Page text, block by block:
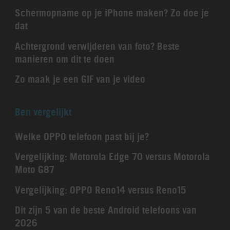
Schermopname op je iPhone maken? Zo doe je
dat
Achtergrond verwijderen van foto? Beste
manieren om dit te doen
Zo maak je een GIF van je video
Ben vergelijkt
Welke OPPO telefoon past bij je?
Vergelijking: Motorola Edge 70 versus Motorola
Moto G87
Vergelijking: OPPO Reno14 versus Reno15
Dit zijn 5 van de beste Android telefoons van
2026